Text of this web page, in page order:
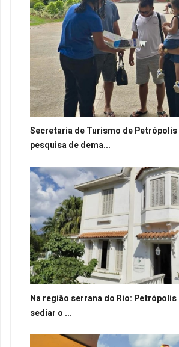
Secretaria de Turismo de
pesquisa de dema...
Na região serrana do Rio: Petrópolis
sediar o ...